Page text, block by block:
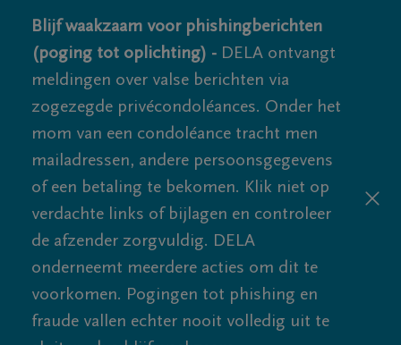
Blijf waakzaam voor phishingberichten
(poging tot oplichting) - DELA ontvangt
meldingen over valse berichten via
zogezegde privécondoléances. Onder het
mom van een condoléance tracht men
mailadressen, andere persoonsgegevens
of een betaling te bekomen. Klik niet op
verdachte links of bijlagen en controleer
de afzender zorgvuldig. DELA
onderneemt meerdere acties om dit te
voorkomen. Pogingen tot phishing en
fraude vallen echter nooit volledig uit te